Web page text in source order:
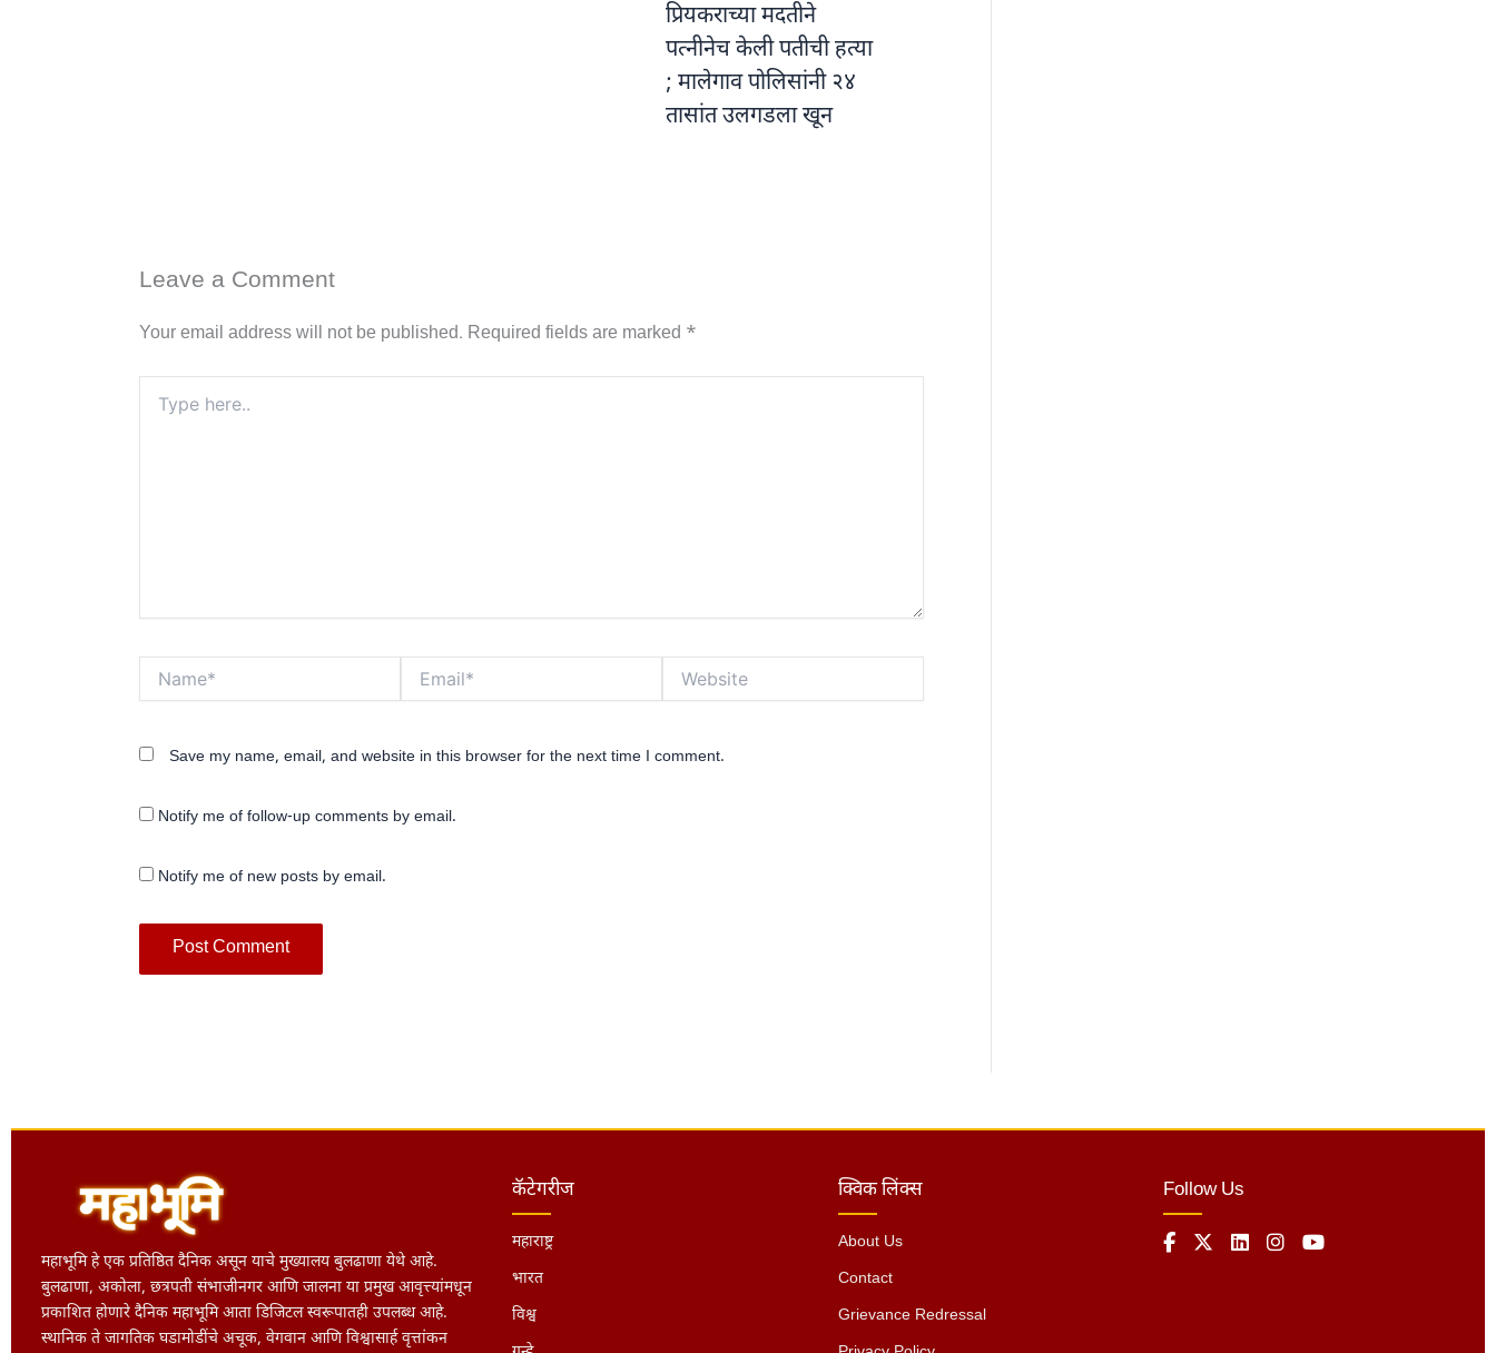
प्रियकराच्या मदतीने
पत्नीनेच केली पतीची हत्या
; मालेगाव पोलिसांनी २४
तासांत उलगडला खून
Leave a Comment
Your email address will not be published. Required fields are marked *
here..
Save my name, email, and website in this browser for the next time I comment.
Notify me of follow-up comments by email.
Notify me of new posts by email.
महाभूमि हे एक प्रतिष्ठित दैनिक असून याचे मुख्यालय बुलढाणा येथे आहे.
बुलढाणा, अकोला, छत्रपती संभाजीनगर आणि जालना या प्रमुख आवृत्त्यांमधून
प्रकाशित होणारे दैनिक महाभूमि आता डिजिटल स्वरूपातही उपलब्ध आहे.
स्थानिक ते जागतिक घडामोडींचे अचूक, वेगवान आणि विश्वासार्ह वृत्तांकन
कॅटेगरीज
महाराष्ट्र
भारत
विश्व
क्विक लिंक्स
About Us
Contact
Grievance Redressal
Follow Us